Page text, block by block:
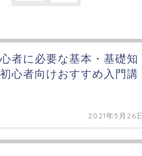
者に必要な基本・基礎知
心者向けおすすめ入門講
2021年5月26